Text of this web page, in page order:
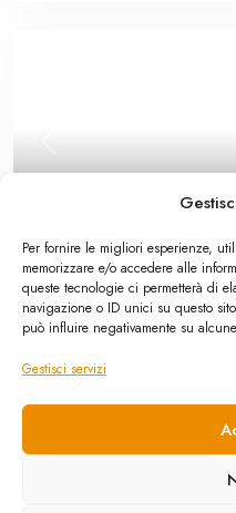
Per fornire le migliori esperienze,
memorizzare e/o accedere alle
queste tecnologie ci permetterà di
navigazione o ID unici su questo
può influire negativamente su
Gestisci servizi
Attività commerciale,In vendita
Campofelice di
commerciale Piazza
50,000 €
Ottima opportunità per